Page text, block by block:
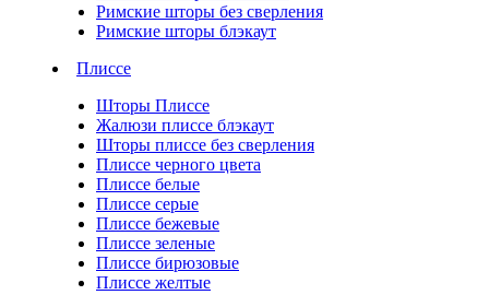
Римские шторы без сверления
Римские шторы блэкаут
Плиссе
Шторы Плиссе
Жалюзи плиссе блэкаут
Шторы плиссе без сверления
Плиссе черного цвета
Плиссе белые
Плиссе серые
Плиссе бежевые
Плиссе зеленые
Плиссе бирюзовые
Плиссе желтые